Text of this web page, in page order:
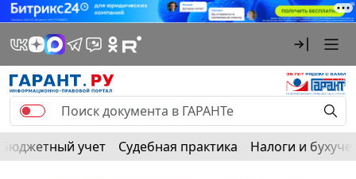
Бюджетный учет Судебная практика Налоги и